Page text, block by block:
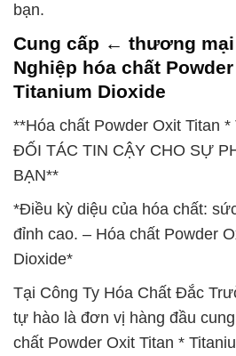
bạn.
Cung cấp ← thương mại
Nghiệp hóa chất
Titanium Dioxide
**Hóa chất Powder Oxit Titan
ĐỐI TÁC TIN CẬY CHO SỰ
BẠN**
*Điều kỳ diệu của hóa chất:
đỉnh cao. – Hóa chất Powder
Dioxide*
Tại Công Ty Hóa Chất Đắc
tự hào là đơn vị hàng đầu
chất Powder Oxit Titan *